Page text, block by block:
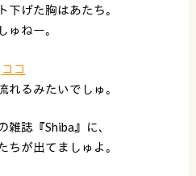
下げた胸はあたち。
ゅねー。
ココ
れるみたいでしゅ。
誌『Shiba』に、
ちが出てましゅよ。